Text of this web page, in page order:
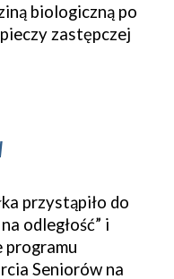
biologiczną po
zastępczej
przystąpiło do
odległość” i
programu
Seniorów na